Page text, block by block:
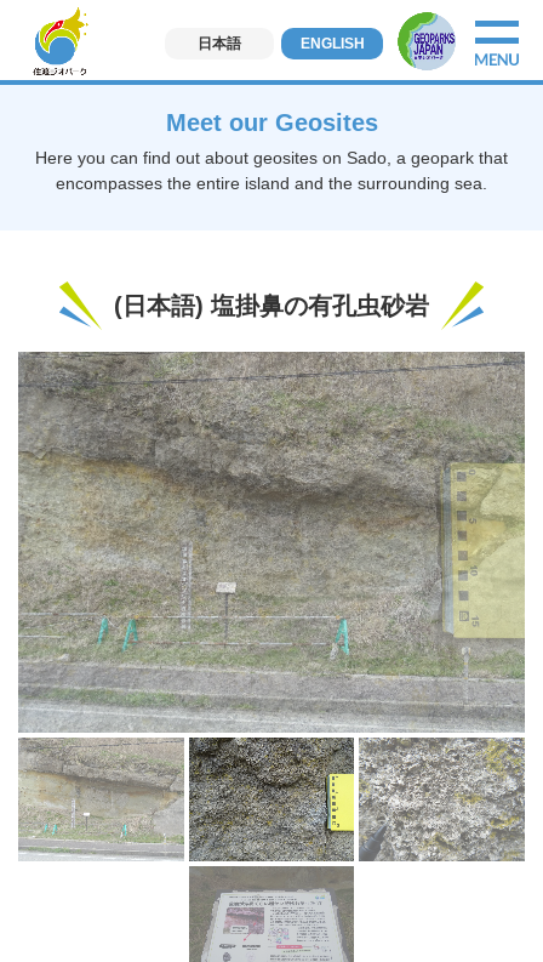
日本語 ENGLISH
Meet our Geosites
Here you can find out about geosites on Sado, a geopark that
encompasses the entire island and the surrounding sea.
(日本語) 塩掛鼻の有孔虫砂岩